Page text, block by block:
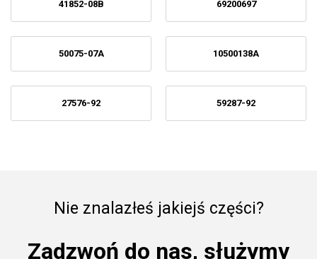
41852-08B 69200697
50075-07A 10500138A
27576-92 59287-92
Nie znalazłeś jakiejś części?
Zadzwoń do nas, służymy